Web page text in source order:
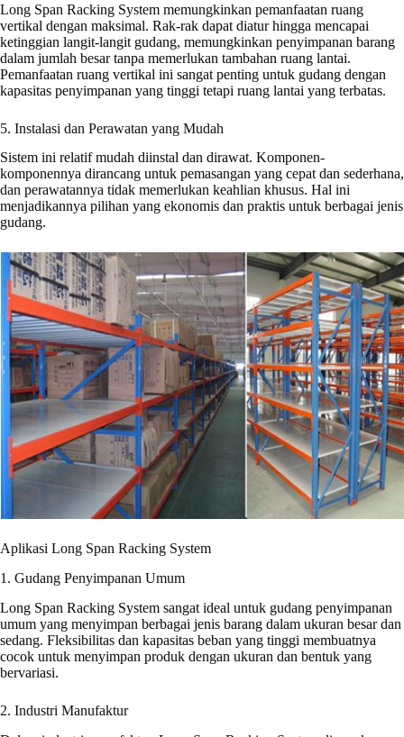
Long Span Racking System memungkinkan pemanfaatan ruang
vertikal dengan maksimal. Rak-rak dapat diatur hingga mencapai
ketinggian langit-langit gudang, memungkinkan penyimpanan barang
dalam jumlah besar tanpa memerlukan tambahan ruang lantai.
Pemanfaatan ruang vertikal ini sangat penting untuk gudang dengan
kapasitas penyimpanan yang tinggi tetapi ruang lantai yang terbatas.
5. Instalasi dan Perawatan yang Mudah
Sistem ini relatif mudah diinstal dan dirawat. Komponen-
komponennya dirancang untuk pemasangan yang cepat dan sederhana,
dan perawatannya tidak memerlukan keahlian khusus. Hal ini
menjadikannya pilihan yang ekonomis dan praktis untuk berbagai jenis
gudang.
Aplikasi Long Span Racking System
1. Gudang Penyimpanan Umum
Long Span Racking System sangat ideal untuk gudang penyimpanan
umum yang menyimpan berbagai jenis barang dalam ukuran besar dan
sedang. Fleksibilitas dan kapasitas beban yang tinggi membuatnya
cocok untuk menyimpan produk dengan ukuran dan bentuk yang
bervariasi.
2. Industri Manufaktur